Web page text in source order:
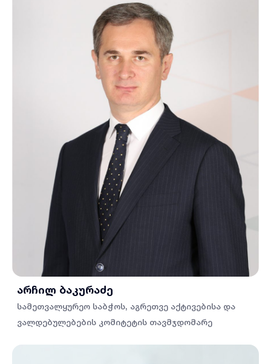
არჩილ ბაკურაძე
სამეთვალყურეო საბჭოს, აგრეთვე აქტივებისა და
ვალდებულებების კომიტეტის თავმჯდომარე